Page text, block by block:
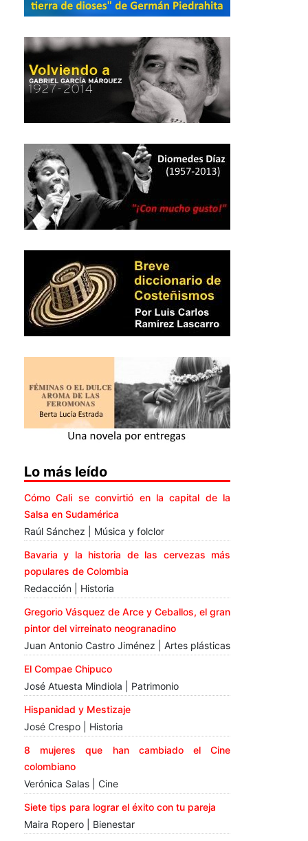
Lo más leído
Cómo Cali se convirtió en la capital de la
Salsa en Sudamérica
Raúl Sánchez | Música y folclor
Bavaria y la historia de las cervezas más
populares de Colombia
Redacción | Historia
Gregorio Vásquez de Arce y Ceballos, el gran
pintor del virreinato neogranadino
Juan Antonio Castro Jiménez | Artes plásticas
El Compae Chipuco
José Atuesta Mindiola | Patrimonio
Hispanidad y Mestizaje
José Crespo | Historia
8 mujeres que han cambiado el Cine
colombiano
Verónica Salas | Cine
Siete tips para lograr el éxito con tu pareja
Maira Ropero | Bienestar